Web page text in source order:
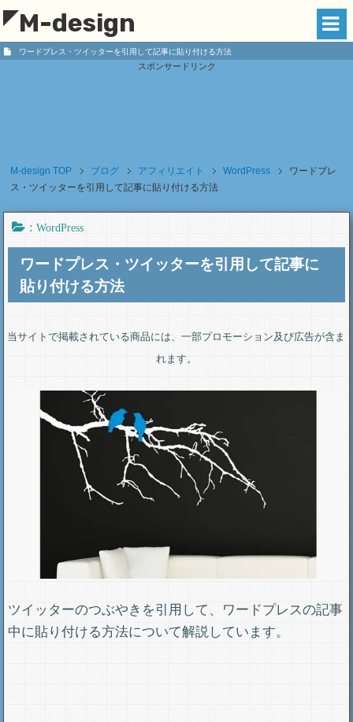
M-design
ワードプレス・ツイッターを引用して記事に貼り付ける方法
スポンサードリンク
M-design TOP ブログ アフィリエイト WordPress
ワードプレ
ス・ツイッターを引用して記事に貼り付ける方法
:WordPress
ワードプレス・ツイッターを引用して記事に
貼り付ける方法
当サイトで掲載されている商品には、一部プロモーション及び広告が含ま
れます。
ツイッターのつぶやきを引用して、ワードプレスの記事
中に貼り付ける方法について解説しています。